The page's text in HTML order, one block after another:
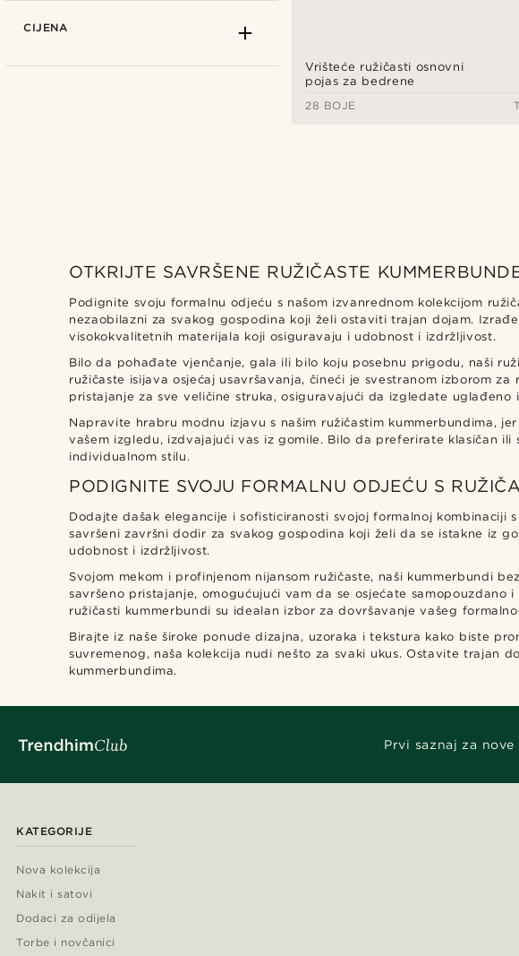
Vrišteće ružičasti osnovni
pojas za bedrene
28 BOJE
CIJENA
OTKRIJTE SAVRŠENE RUŽIČASTE
Podignite svoju formalnu odjeću s našom izvanrednom kolekcijom
nezaobilazni za svakog gospodina koji želi ostaviti trajan dojam.
visokokvalitetnih materijala koji osiguravaju i udobnost i izdržljivost.
Bilo da pohađate vjenčanje, gala ili bilo koju posebnu prigodu, naši
ružičaste isijava osjećaj usavršavanja, čineći je svestranom izborom
pristajanje za sve veličine struka, osiguravajući da izgledate
Napravite hrabru modnu izjavu s našim ružičastim kummerbundima,
vašem izgledu, izdvajajući vas iz gomile. Bilo da preferirate klasičan
individualnom stilu.
PODIGNITE SVOJU FORMALNU ODJEĆU S
Dodajte dašak elegancije i sofisticiranosti svojoj formalnoj kombinaciji
savršeni završni dodir za svakog gospodina koji želi da se istakne iz
udobnost i izdržljivost.
Svojom mekom i profinjenom nijansom ružičaste, naši kummerbundi
savršeno pristajanje, omogućujući vam da se osjećate
ružičasti kummerbundi su idealan izbor za dovršavanje vašeg
Birajte iz naše široke ponude dizajna, uzoraka i tekstura kako biste
suvremenog, naša kolekcija nudi nešto za svaki ukus. Ostavite trajan
kummerbundima.
Prvi saznaj za
KATEGORIJE
Nova kolekcija
Nakit i satovi
Dodaci za odijela
Torbe i novčanici